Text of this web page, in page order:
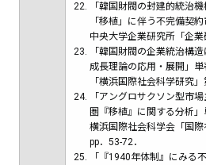
「韓国財閥の封建的統治
「移植」に伴う不完備契
中央大学企業研究所「企業
「韓国財閥の企業統治構
成長理論の応用・展開」
「横浜国際社会科学研究
「アングロサクソン型市
圏『移植』に関する分析
横浜国際社会科学会「国
pp．53-72．
「『1940年体制』にみる